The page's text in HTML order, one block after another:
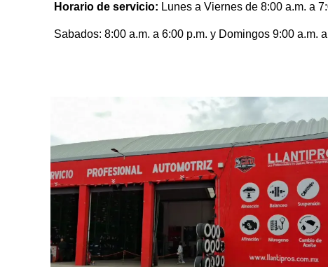
Horario de servicio: Lunes a Viernes de 8:00 a.m. a
Sabados: 8:00 a.m. a 6:00 p.m. y Domingos 9:00 a.m.